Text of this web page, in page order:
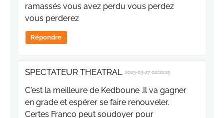
ramassés vous avez perdu vous perdez
vous perderez
Répondre
SPECTATEUR THEATRAL 2023-03-27 02:00:25
C'est la meilleure de Kedboune .Il va gagner
en grade et espérer se faire renouveler.
Certes Franco peut soudoyer pour